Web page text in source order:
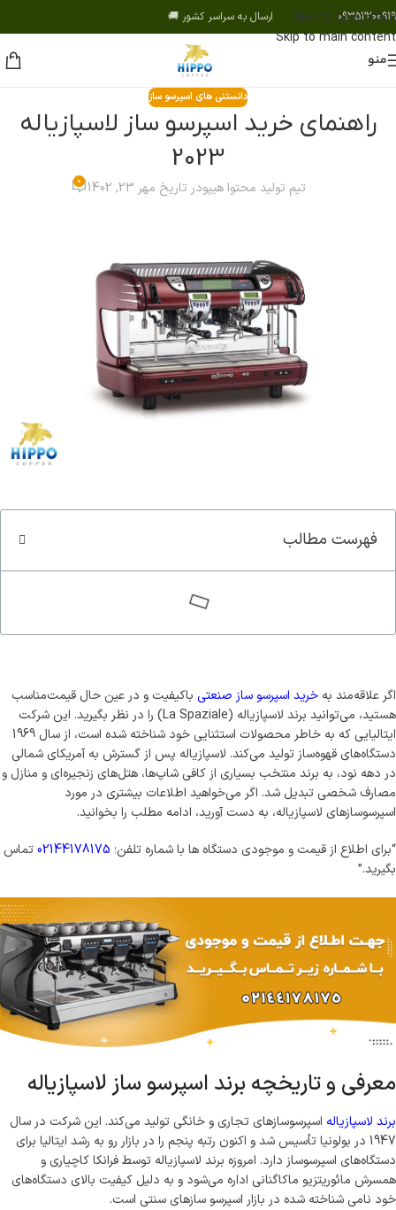
Skip to navigation
Skip to main content
09352200919 ارسال به سراسر کشور 🚚
منو
دانستنی های اسپرسو ساز
راهنمای خرید اسپرسو ساز لاسپازیاله
2023
تیم تولید محتوا هیپودر تاریخ مهر 23, 1402 0
فهرست مطالب
اگر علاقه‌مند به خرید اسپرسو ساز صنعتی باکیفیت و در عین حال قیمت‌مناسب
هستید، می‌توانید برند لاسپازیاله (La Spaziale) را در نظر بگیرید. این شرکت
ایتالیایی که به خاطر محصولات استثنایی خود شناخته شده است، از سال 1969
دستگاه‌های قهوه‌ساز تولید می‌کند. لاسپازیاله پس از گسترش به آمریکای شمالی
در دهه نود، به برند منتخب بسیاری از کافی شاپ‌ها، هتل‌های زنجیره‌ای و منازل و
مصارف شخصی تبدیل شد. اگر می‌خواهید اطلاعات بیشتری در مورد
اسپرسوسازهای لاسپازیاله، به دست آورید، ادامه مطلب را بخوانید.
“برای اطلاع از قیمت و موجودی دستگاه ها با شماره تلفن؛ 02144178175تماس
بگیرید.”
معرفی و تاریخچه برند اسپرسو ساز لاسپازیاله
برند لاسپازیاله اسپرسوسازهای تجاری و خانگی تولید می‌کند. این شرکت در سال
1947 در بولونیا تأسیس شد و اکنون رتبه پنجم را در بازار رو به رشد ایتالیا برای
دستگاه‌های اسپرسوساز دارد. امروزه برند لاسپازیاله توسط فرانکا کاچیاری و
همسرش مائوریتزیو ماکاگنانی اداره می‌شود و به دلیل کیفیت بالای دستگاه‌های
خود نامی شناخته شده در بازار اسپرسو سازهای سنتی است.
کاپوچینو
طعمی که ارزش امتحان